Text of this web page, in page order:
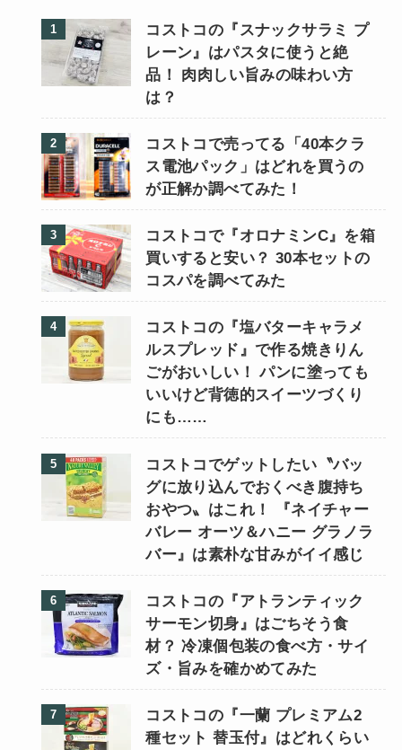
コストコの『スナックサラミ プ
レーン』はパスタに使うと絶
品！ 肉肉しい旨みの味わい方
は？
コストコで売ってる「40本クラ
ス電池パック」はどれを買うの
が正解か調べてみた！
コストコで『オロナミンC』を箱
買いすると安い？ 30本セットの
コスパを調べてみた
コストコの『塩バターキャラメ
ルスプレッド』で作る焼きりん
ごがおいしい！ パンに塗っても
いいけど背徳的スイーツづくり
にも……
コストコでゲットしたい〝バッ
グに放り込んでおくべき腹持ち
おやつ〟はこれ！ 『ネイチャー
バレー オーツ＆ハニー グラノラ
バー』は素朴な甘みがイイ感じ
コストコの『アトランティック
サーモン切身』はごちそう食
材？ 冷凍個包装の食べ方・サイ
ズ・旨みを確かめてみた
コストコの『一蘭 プレミアム2
種セット 替玉付』はどれくらい